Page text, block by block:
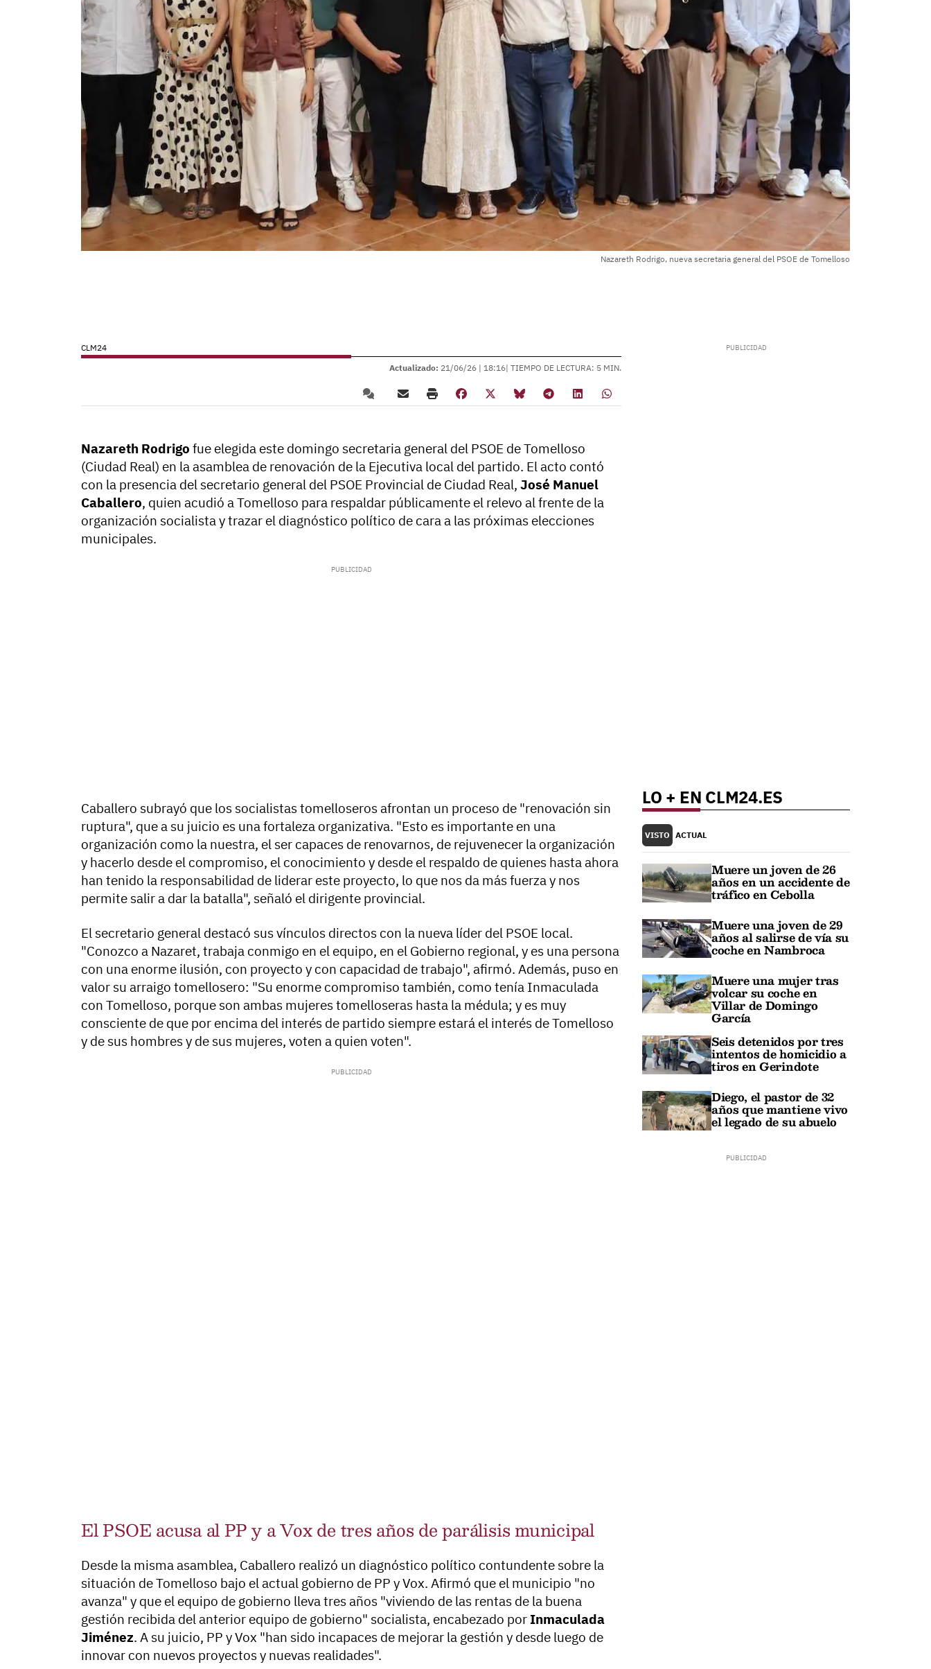
Nazareth Rodrigo, nueva secretaria general del PSOE de Tomelloso
CLM24
Actualizado: 21/06/26 | 18:16| TIEMPO DE LECTURA: 5 MIN.
Nazareth Rodrigo fue elegida este domingo secretaria general del PSOE de Tomelloso
(Ciudad Real) en la asamblea de renovación de la Ejecutiva local del partido. El acto contó
con la presencia del secretario general del PSOE Provincial de Ciudad Real, José Manuel
Caballero, quien acudió a Tomelloso para respaldar públicamente el relevo al frente de la
organización socialista y trazar el diagnóstico político de cara a las próximas elecciones
municipales.
Caballero subrayó que los socialistas tomelloseros afrontan un proceso de "renovación sin
ruptura", que a su juicio es una fortaleza organizativa. "Esto es importante en una
organización como la nuestra, el ser capaces de renovarnos, de rejuvenecer la organización
y hacerlo desde el compromiso, el conocimiento y desde el respaldo de quienes hasta ahora
han tenido la responsabilidad de liderar este proyecto, lo que nos da más fuerza y nos
permite salir a dar la batalla", señaló el dirigente provincial.
El secretario general destacó sus vínculos directos con la nueva líder del PSOE local.
"Conozco a Nazaret, trabaja conmigo en el equipo, en el Gobierno regional, y es una persona
con una enorme ilusión, con proyecto y con capacidad de trabajo", afirmó. Además, puso en
valor su arraigo tomellosero: "Su enorme compromiso también, como tenía Inmaculada
con Tomelloso, porque son ambas mujeres tomelloseras hasta la médula; y es muy
consciente de que por encima del interés de partido siempre estará el interés de Tomelloso
y de sus hombres y de sus mujeres, voten a quien voten".
El PSOE acusa al PP y a Vox de tres años de parálisis municipal
Desde la misma asamblea, Caballero realizó un diagnóstico político contundente sobre la
situación de Tomelloso bajo el actual gobierno de PP y Vox. Afirmó que el municipio "no
avanza" y que el equipo de gobierno lleva tres años "viviendo de las rentas de la buena
gestión recibida del anterior equipo de gobierno" socialista, encabezado por Inmaculada
Jiménez. A su juicio, PP y Vox "han sido incapaces de mejorar la gestión y desde luego de
innovar con nuevos proyectos y nuevas realidades".
LO + EN CLM24.ES
VISTO ACTUAL
Muere un joven de 26
años en un accidente de
tráfico en Cebolla
Muere una joven de 29
años al salirse de vía su
coche en Nambroca
Muere una mujer tras
volcar su coche en
Villar de Domingo
García
Seis detenidos por tres
intentos de homicidio a
tiros en Gerindote
Diego, el pastor de 32
años que mantiene vivo
el legado de su abuelo